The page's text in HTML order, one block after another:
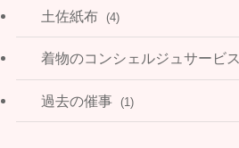
土佐紙布 (4)
着物のコンシェルジュサービス
過去の催事 (1)